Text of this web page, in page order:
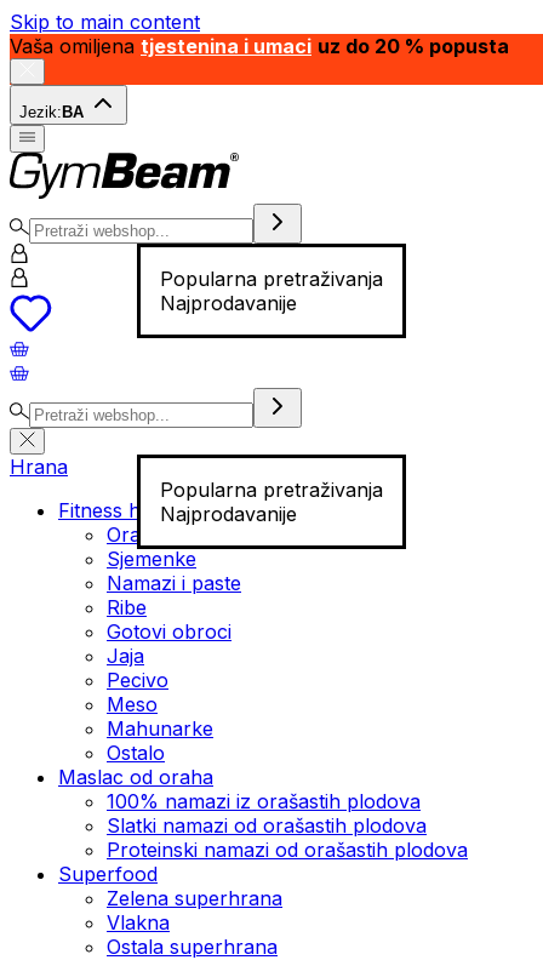
Skip to main content
Vaša omiljena tjestenina i umaci uz do 20 % popusta
Jezik: BA
Popularna pretraživanja
Najprodavanije
Popularna pretraživanja
Najprodavanije
Hrana
Fitness hrana
Orašasti plodovi
Sjemenke
Namazi i paste
Ribe
Gotovi obroci
Jaja
Pecivo
Meso
Mahunarke
Ostalo
Maslac od oraha
100% namazi iz orašastih plodova
Slatki namazi od orašastih plodova
Proteinski namazi od orašastih plodova
Superfood
Zelena superhrana
Vlakna
Ostala superhrana